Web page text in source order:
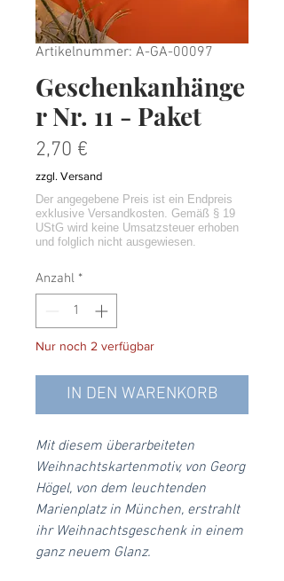
Artikelnummer: A-GA-00097
Geschenkanhänge
r Nr. 11 - Paket
2,70 €
zzgl. Versand
Anzahl *
Nur noch 2 verfügbar
IN DEN WARENKORB
Mit diesem überarbeiteten
Weihnachtskartenmotiv, von Georg
Högel, von dem leuchtenden
Marienplatz in München, erstrahlt
ihr Weihnachtsgeschenk in einem
ganz neuem Glanz.